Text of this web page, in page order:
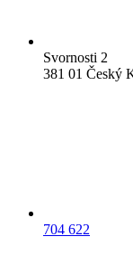
Svornosti 2
381 01 Český
704 622